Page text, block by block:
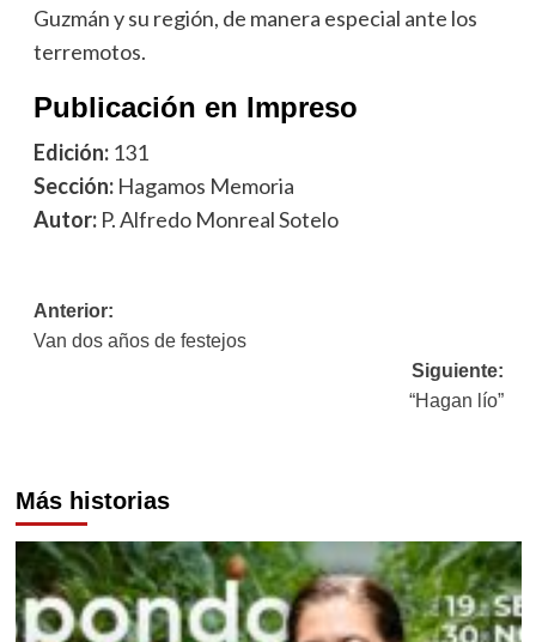
Guzmán y su región, de manera especial ante los
terremotos.
Publicación en Impreso
Edición:131
Sección:Hagamos Memoria
Autor:P. Alfredo Monreal Sotelo
Navegación
de
Anterior:
Van dos años de festejos
Siguiente:
“Hagan lío”
Más historias